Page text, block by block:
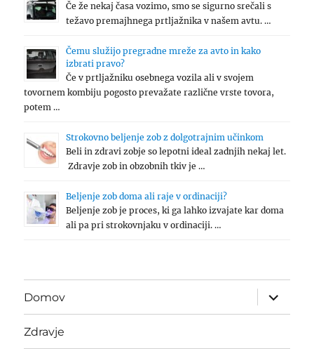
Če že nekaj časa vozimo, smo se sigurno srečali s
težavo premajhnega prtljažnika v našem avtu. …
Čemu služijo pregradne mreže za avto in kako
izbrati pravo?
Če v prtljažniku osebnega vozila ali v svojem
tovornem kombiju pogosto prevažate različne vrste tovora,
potem …
Strokovno beljenje zob z dolgotrajnim učinkom
Beli in zdravi zobje so lepotni ideal zadnjih nekaj let.
Zdravje zob in obzobnih tkiv je …
Beljenje zob doma ali raje v ordinaciji?
Beljenje zob je proces, ki ga lahko izvajate kar doma
ali pa pri strokovnjaku v ordinaciji. …
Domov
expand
child
menu
Zdravje